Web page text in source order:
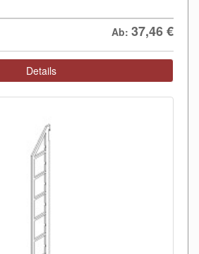
Ab: 37,46€
Details